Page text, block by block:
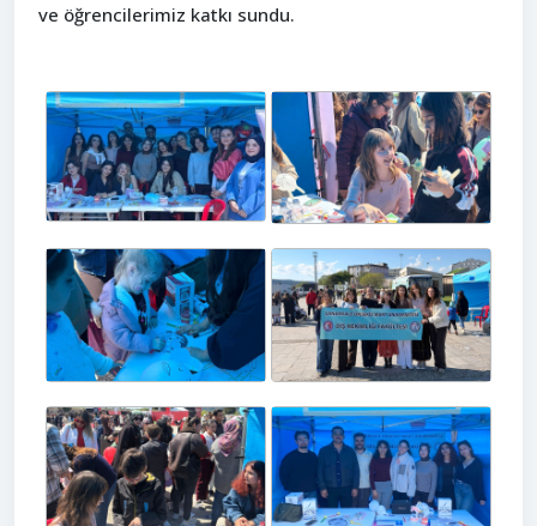
ve öğrencilerimiz katkı sundu.